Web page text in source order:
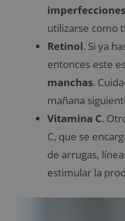
imperfecciones
utilizarse como
Retinol. Si ya
entonces este
manchas.
mañana
Vitamina C.
C, que se
de arrugas,
estimular la